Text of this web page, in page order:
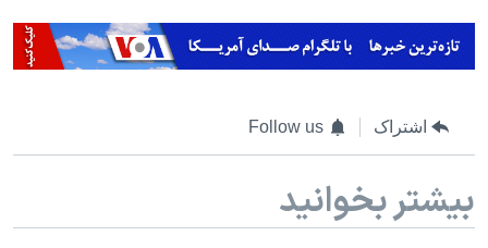
اشتراک Follow us
بیشتر بخوانید